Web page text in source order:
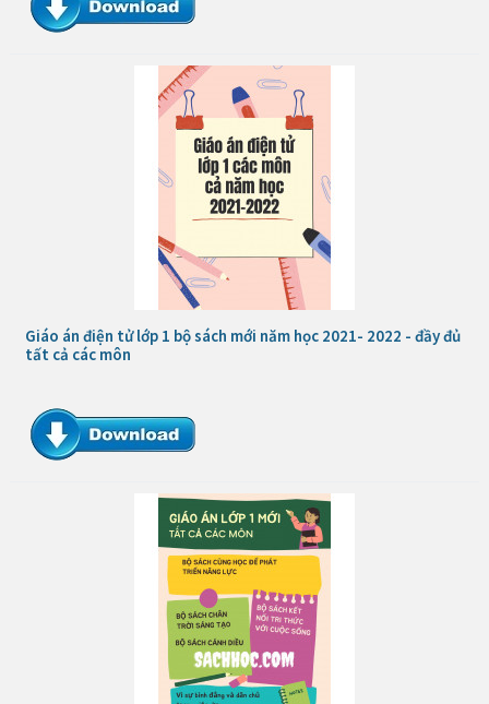
Giáo án điện tử lớp 1 bộ sách mới năm học 2021- 2022 - đầy đủ
tất cả các môn